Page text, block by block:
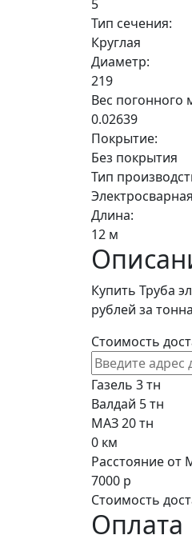
5
Тип сечения:
Круглая
Диаметр:
219
Вес погонного
0.02639
Покрытие:
Без покрытия
Тип
Электросварная
Длина:
12 м
Купить Труба
рублей за
Стоимость
Газель 3 тн
Валдай 5 тн
МАЗ 20 тн
0 км
Расстояние от
7000 р
Стоимость
Оплата